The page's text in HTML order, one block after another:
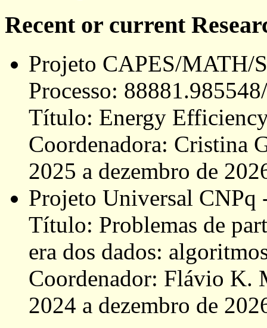
Recent or current
Projeto CAPES/
Processo:
Título: Energy
Coordenadora: Cristina
2025 a dezembro de
Projeto Universal CNPq
Título: Problemas de
era dos dados:
Coordenador: Flávio K.
2024 a dezembro de